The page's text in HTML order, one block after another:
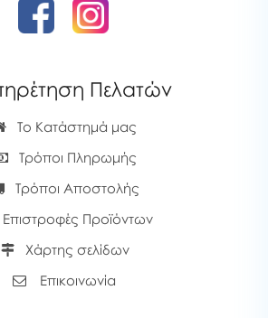
Πελατών
Το Κατάστημά μας
Τρόποι Πληρωμής
Τρόποι Αποστολής
Επιστροφές Προϊόντων
Χάρτης σελίδων
Επικοινωνία